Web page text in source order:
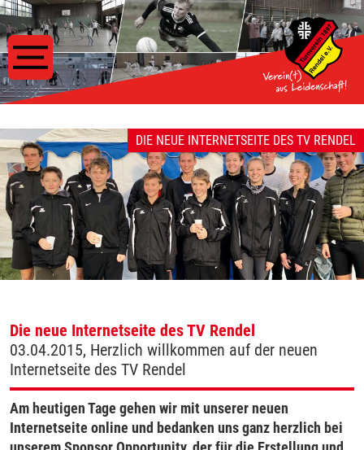
DIE NEUE INTERNETSEITE DES TV RENDEL
Die neue Internetseite des TV Rendel
03.04.2015, Herzlich willkommen auf der neuen
Internetseite des TV Rendel
Am heutigen Tage gehen wir mit unserer neuen
Internetseite online und bedanken uns ganz herzlich bei